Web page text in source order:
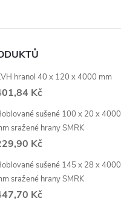
hranol 40 x 120 x 4000 mm
Kč
sušené 100 x 20 x 4000
sražené hrany SMRK
Kč
sušené 145 x 28 x 4000
sražené hrany SMRK
Kč